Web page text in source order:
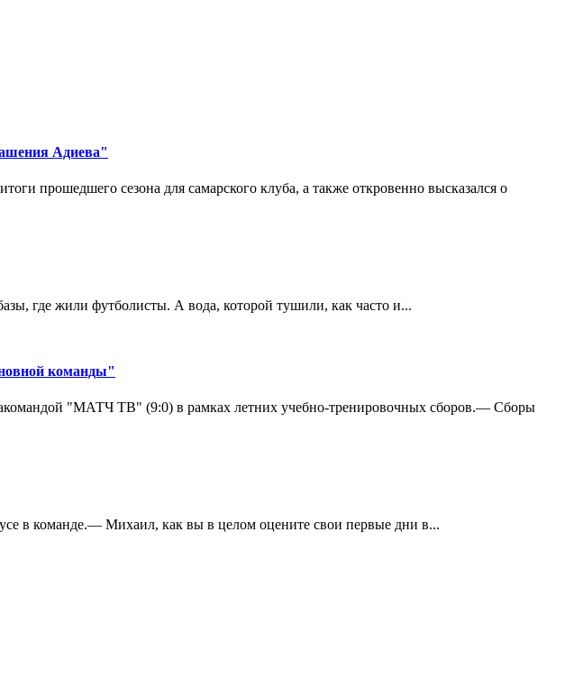
Адиева"
прошедшего сезона для самарского клуба, а также откровенно высказался о
где жили футболисты. А вода, которой тушили, как часто и...
команды"
"МАТЧ ТВ" (9:0) в рамках летних учебно-тренировочных сборов.— Сборы
в команде.— Михаил, как вы в целом оцените свои первые дни в...